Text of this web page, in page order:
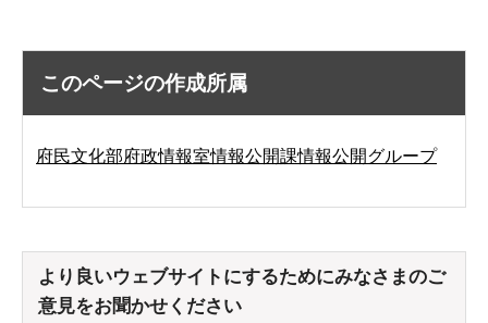
このページの作成所属
府民文化部府政情報室情報公開課情報公開グループ
より良いウェブサイトにするためにみなさまのご
意見をお聞かせください